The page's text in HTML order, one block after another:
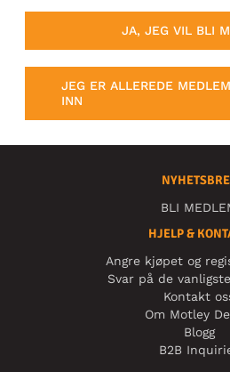
JA, JEG VIL BLI
JEG ER ALLEREDE
INN
BLI
HJELP &
Angre kjøpet og
Svar på de
Kontakt
Om Motley
Blogg
B2B